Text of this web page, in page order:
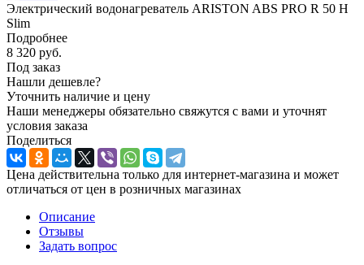
Электрический водонагреватель ARISTON ABS PRO R 50 H
Slim
Подробнее
8 320 руб.
Под заказ
Нашли дешевле?
Уточнить наличие и цену
Наши менеджеры обязательно свяжутся с вами и уточнят
условия заказа
Поделиться
Цена действительна только для интернет-магазина и может
отличаться от цен в розничных магазинах
Описание
Отзывы
Задать вопрос